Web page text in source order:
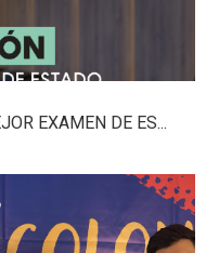
EXAMEN DE ES...